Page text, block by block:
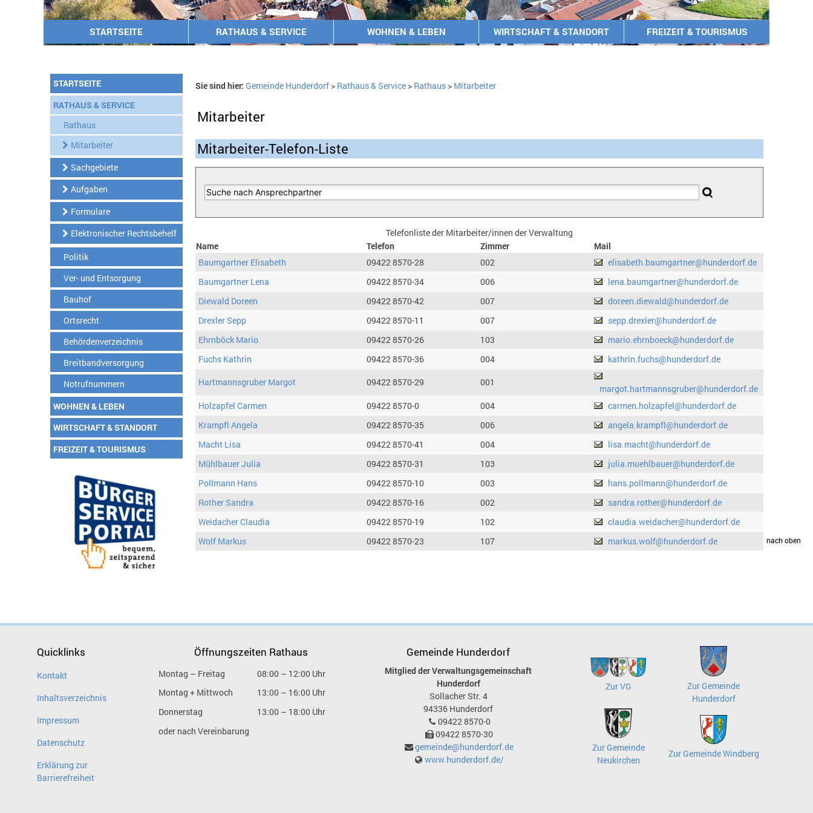
STARTSEITE RATHAUS & SERVICE WOHNEN & LEBEN WIRTSCHAFT & STANDORT FREIZEIT & TOURISMUS
STARTSEITE
RATHAUS & SERVICE
Rathaus
Mitarbeiter
Sachgebiete
Aufgaben
Formulare
Elektronischer Rechtsbehelf
Politik
Ver- und Entsorgung
Bauhof
Ortsrecht
Behördenverzeichnis
Breitbandversorgung
Notrufnummern
WOHNEN & LEBEN
WIRTSCHAFT & STANDORT
FREIZEIT & TOURISMUS
Sie sind hier: Gemeinde Hunderdorf> Rathaus & Service> Rathaus> Mitarbeiter
Mitarbeiter
Mitarbeiter-Telefon-Liste
Telefonliste der Mitarbeiter/innen der Verwaltung
Name
Telefon Zimmer
Mail
Baumgartner Elisabeth
09422 8570-28 002
elisabeth.baumgartner@hunderdorf.de
Baumgartner Lena
09422 8570-34 006
lena.baumgartner@hunderdorf.de
Diewald Doreen
09422 8570-42 007
doreen.diewald@hunderdorf.de
Drexler Sepp
09422 8570-11 007
sepp.drexler@hunderdorf.de
Ehrnböck Mario
09422 8570-26 103
mario.ehrnboeck@hunderdorf.de
Fuchs Kathrin
09422 8570-36 004
kathrin.fuchs@hunderdorf.de
Hartmannsgruber Margot
09422 8570-29 001
margot.hartmannsgruber@hunderdorf.de
Holzapfel Carmen
09422 8570-0 004
carmen.holzapfel@hunderdorf.de
Krampfl Angela
09422 8570-35 006
angela.krampfl@hunderdorf.de
Macht Lisa
09422 8570-41 004
lisa.macht@hunderdorf.de
Mühlbauer Julia
09422 8570-31 103
julia.muehlbauer@hunderdorf.de
Pollmann Hans
09422 8570-10 003
hans.pollmann@hunderdorf.de
Rother Sandra
09422 8570-16 002
sandra.rother@hunderdorf.de
Weidacher Claudia
09422 8570-19 102
claudia.weidacher@hunderdorf.de
Wolf Markus
09422 8570-23 107 markus.wolf@hunderdorf.dedrucken nach oben
Quicklinks
Kontakt
Inhaltsverzeichnis
Impressum
Datenschutz
Erklärung zur
Barrierefreiheit
Öffnungszeiten Rathaus
Montag – Freitag
08:00 – 12:00 Uhr
Montag + Mittwoch
13:00 – 16:00 Uhr
Donnerstag
13:00 – 18:00 Uhr
oder nach Vereinbarung
Gemeinde Hunderdorf
Mitglied der Verwaltungsgemeinschaft
Hunderdorf
Sollacher Str. 4
94336 Hunderdorf
09422 8570-0
09422 8570-30
gemeinde@hunderdorf.de
www.hunderdorf.de/
Zur VG
Zur Gemeinde
Hunderdorf
Zur Gemeinde
Neukirchen
Zur Gemeinde Windberg